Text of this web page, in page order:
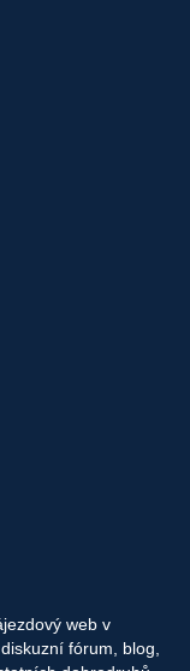
web v
fórum, blog,